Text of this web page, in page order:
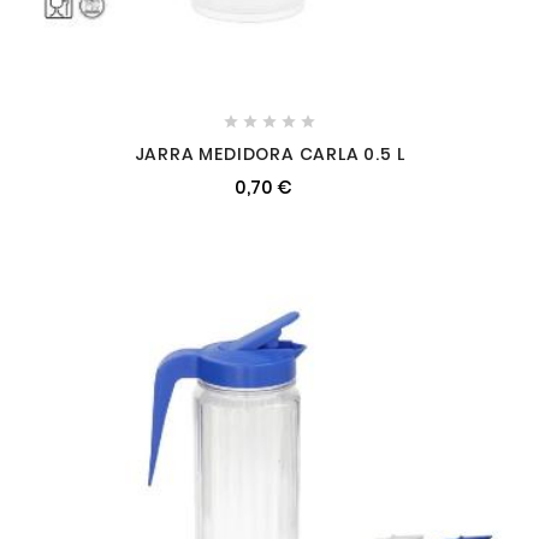
    
JARRA MEDIDORA CARLA 0.5 L
0,70 €